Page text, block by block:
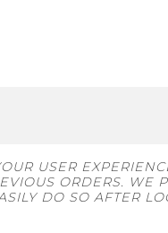
USER
ORDERS. WE
DO SO AFTER